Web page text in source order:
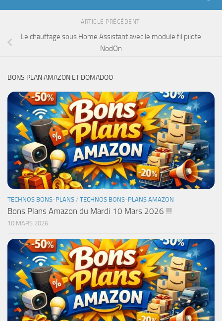
ARTICLE PRÉCÉDENT
Le chauffage sous Home Assistant avec le module fil pilote
NodOn
BONS PLAN AMAZON ET DOMADOO
TECHNOS BONS-PLANS / TECHNOS BONS-PLANS AMAZON
Bons Plans Amazon du Mardi 10 Mars 2026 !!!
10 MARS 2026